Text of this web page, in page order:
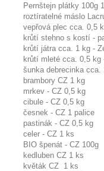
Pernštejn plátky 100g
roztíratelné máslo
vepřová plec cca. 0,5
krůtí stehno s kostí -
krůtí játra cca. 1 kg -
krůtí mleté cca. 0,5 kg
šunka debrecinka
brambory CZ 1 kg
mrkev - CZ 0,5 kg
cibule - CZ 0,5 kg
česnek - CZ 1 palice
pastinák - CZ 0,5 kg
celer - CZ 1 ks
BIO špenát - CZ 100g
kedluben CZ 1 ks
květák CZ 1 ks